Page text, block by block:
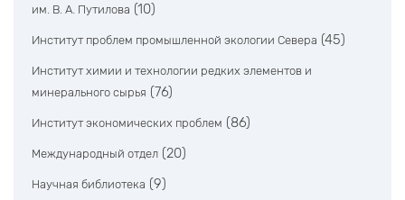
им. В. А. Путилова (10)
Институт проблем промышленной экологии Севера (45)
Институт химии и технологии редких элементов и
минерального сырья (76)
Институт экономических проблем (86)
Международный отдел (20)
Научная библиотека (9)